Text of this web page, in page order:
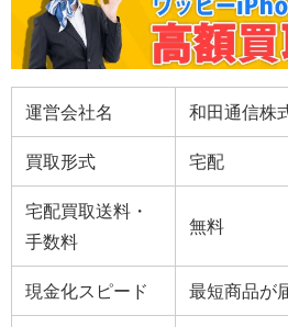
運営会社名 和田通信株
買取形式 宅配
宅配買取送料・
手数料
無料
現金化スピード 最短商品が